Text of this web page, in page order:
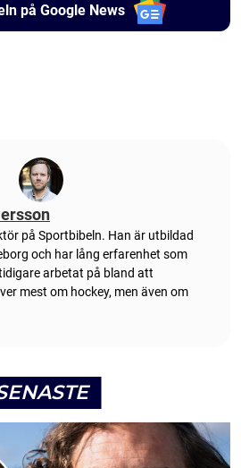
på Google News
på Sportbibeln. Han är utbildad
och har lång erfarenhet som
arbetat på bland att
mest om hockey, men även om